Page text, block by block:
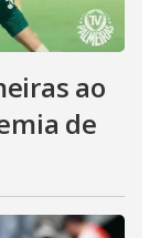
ao
de